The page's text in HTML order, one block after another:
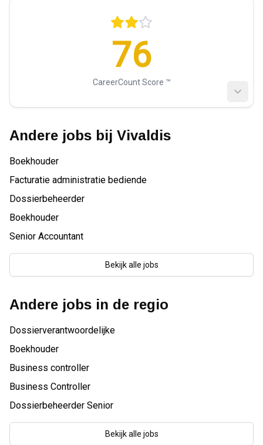
76
CareerCount Score ™️
Andere jobs bij Vivaldis
Boekhouder
Facturatie administratie bediende
Dossierbeheerder
Boekhouder
Senior Accountant
Bekijk alle jobs
Andere jobs in de regio
Dossierverantwoordelijke
Boekhouder
Business controller
Business Controller
Dossierbeheerder Senior
Bekijk alle jobs